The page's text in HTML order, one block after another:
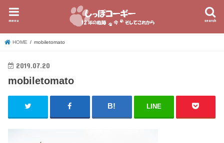
search
menu
HOME mobiletomato
2019.07.20
mobiletomato
LINE